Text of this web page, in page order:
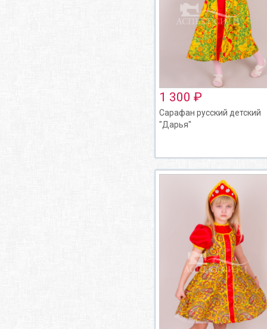
1 300 ₽
Сарафан русский детский
"Дарья"